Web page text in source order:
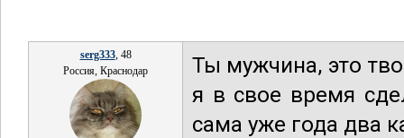
serg333, 48
Россия, Краснодар
Ты мужчина, это
я в свое время
сама уже года два